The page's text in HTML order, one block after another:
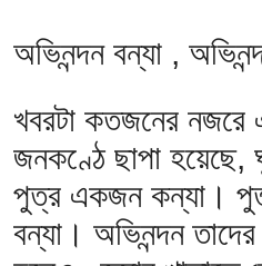
অভিনন্দন বন্যা ,
খবরটা কতজনের নজরে
জনকণ্ঠে ছাপা হয়েছে,
পুত্র একজন কন্যা।
বন্যা। অভিনন্দন